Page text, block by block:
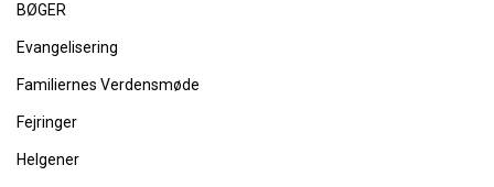
BØGER
Evangelisering
Familiernes Verdensmøde
Fejringer
Helgener